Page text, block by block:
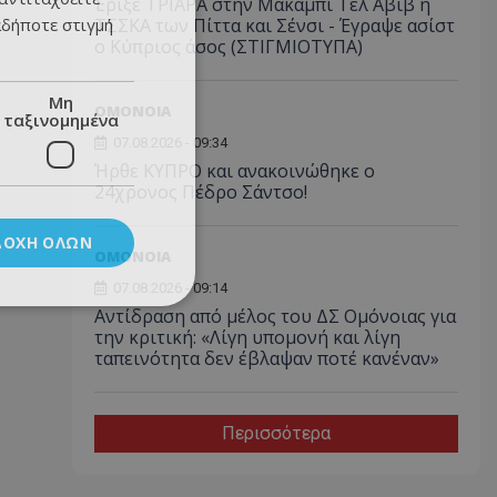
ΤΣΣΚΑ των Πίττα και Σένσι - Έγραψε ασίστ
ο Κύπριος άσος (ΣΤΙΓΜΙΟΤΥΠΑ)
ΟΜΟΝΟΙΑ
07.08.2026 - 09:34
Ήρθε ΚΥΠΡΟ και ανακοινώθηκε ο
24χρονος Πέδρο Σάντσο!
ΟΜΟΝΟΙΑ
07.08.2026 - 09:14
Αντίδραση από μέλος του ΔΣ Ομόνοιας για
την κριτική: «Λίγη υπομονή και λίγη
ταπεινότητα δεν έβλαψαν ποτέ κανέναν»
Περισσότερα
στιγμή
Μη
ταξινομημένα
ΌΛΩΝ